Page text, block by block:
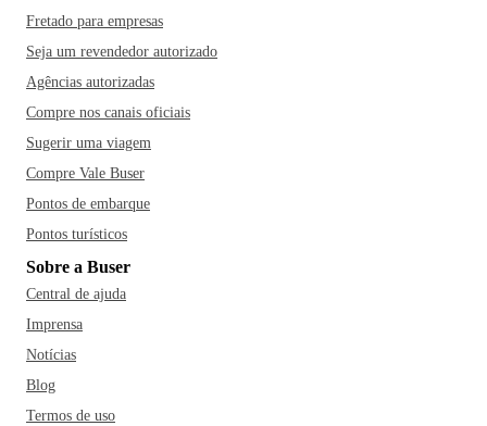
Fretado para empresas
Seja um revendedor autorizado
Agências autorizadas
Compre nos canais oficiais
Sugerir uma viagem
Compre Vale Buser
Pontos de embarque
Pontos turísticos
Sobre a Buser
Central de ajuda
Imprensa
Notícias
Blog
Termos de uso